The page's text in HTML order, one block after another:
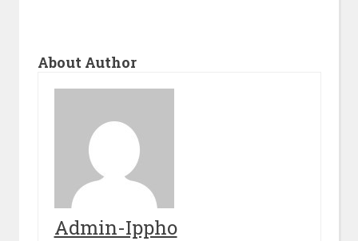
About Author
Admin-Ippho